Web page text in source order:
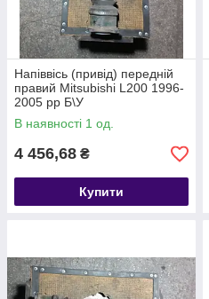
Напіввісь (привід) передній
правий Mitsubishi L200 1996-
2005 рр Б\У
В наявності 1 од.
4 456,68 ₴
Купити